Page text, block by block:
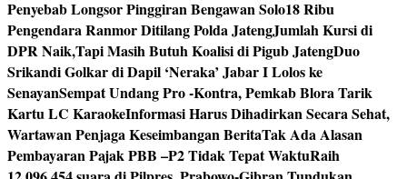
Penyebab Longsor Pinggiran Bengawan Solo18 Ribu
Pengendara Ranmor Ditilang Polda JatengJumlah Kursi di
DPR Naik,Tapi Masih Butuh Koalisi di Pigub JatengDuo
Srikandi Golkar di Dapil ‘Neraka’ Jabar I Lolos ke
SenayanSempat Undang Pro -Kontra, Pemkab Blora Tarik
Kartu LC KaraokeInformasi Harus Dihadirkan Secara Sehat,
Wartawan Penjaga Keseimbangan BeritaTak Ada Alasan
Pembayaran Pajak PBB –P2 Tidak Tepat WaktuRaih